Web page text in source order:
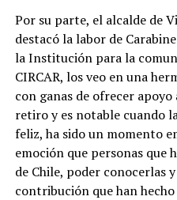
Por su parte, el alcalde de
destacó la labor de
la Institución para la
CIRCAR, los veo en una
con ganas de ofrecer
retiro y es notable cuando
feliz, ha sido un momento
emoción que personas que
de Chile, poder conocerlas
contribución que han